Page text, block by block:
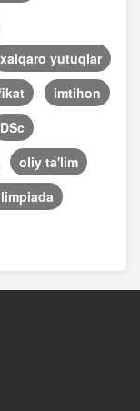
xalqaro yutuqlar
imtihon
DSc
oliy ta'lim